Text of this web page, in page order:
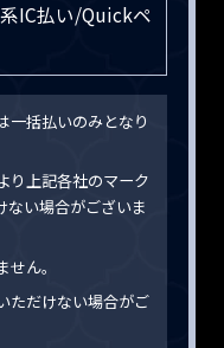
IC払い/Quickペ
括払いのみとなり
り上記各社のマーク
ない場合がございま
ん。
ただけない場合がご